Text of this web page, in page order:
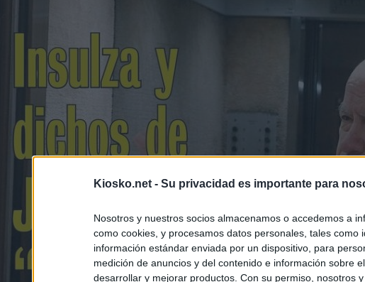
Kiosko.net - Su privacidad es importante para
Nosotros y nuestros socios almacenamos o accedemos a
como cookies, y procesamos datos personales, tales como
información estándar enviada por un dispositivo, para
medición de anuncios y del contenido e información sobre
desarrollar y mejorar productos. Con su permiso, nosotros